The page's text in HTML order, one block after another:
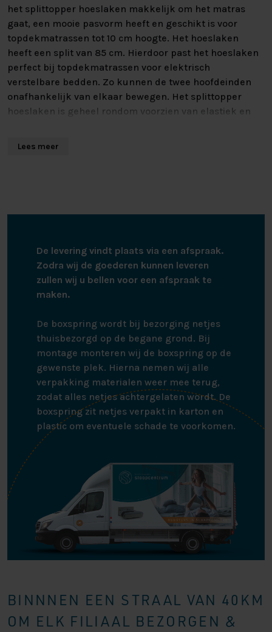
het splittopper hoeslaken makkelijk om het matras
gaat, een mooie pasvorm heeft en geschikt is voor
topdekmatrassen tot 10 cm hoogte. Het hoeslaken
heeft een split van 85 cm. Hierdoor past het hoeslaken
perfect bij topdekmatrassen voor elektrisch
verstelbare bedden. Zo kunnen de twee hoofdeinden
onafhankelijk van elkaar bewegen. Het splittopper
hoeslaken is geheel rondom voorzien van elastiek en
Lees meer
De levering vindt plaats via een afspraak.
Zodra wij de goederen kunnen leveren
zullen wij u bellen voor een afspraak te
maken.
De boxspring wordt bij bezorging netjes
thuisbezorgd op de begane grond. Bij
montage monteren wij de boxspring op de
gewenste plek. Hierna nemen wij alle
verpakking materialen weer mee terug,
zodat alles netjes achtergelaten wordt. De
boxspring zit netjes verpakt in karton en
plastic om eventuele schade te voorkomen.
BINNNEN EEN STRAAL VAN 40KM
OM ELK FILIAAL BEZORGEN &